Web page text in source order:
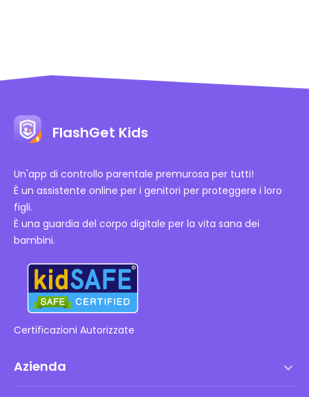
FlashGet Kids
Un'app di controllo parentale premurosa per tutti!
È un assistente online per i genitori per proteggere i loro
figli.
È una guardia del corpo digitale per la vita sana dei
bambini.
Certificazioni Autorizzate
Azienda